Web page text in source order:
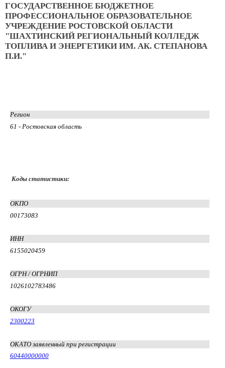
ГОСУДАРСТВЕННОЕ БЮДЖЕТНОЕ
ПРОФЕССИОНАЛЬНОЕ ОБРАЗОВАТЕЛЬНОЕ
УЧРЕЖДЕНИЕ РОСТОВСКОЙ ОБЛАСТИ
"ШАХТИНСКИЙ РЕГИОНАЛЬНЫЙ КОЛЛЕДЖ
ТОПЛИВА И ЭНЕРГЕТИКИ ИМ. АК. СТЕПАНОВА
П.И."
Регион
61 - Ростовская область
Коды статистики:
ОКПО
00173083
ИНН
6155020459
ОГРН / ОГРНИП
1026102783486
ОКОГУ
2300223
ОКАТО заявленный при регистрации
60440000000